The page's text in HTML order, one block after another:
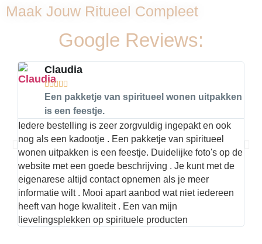
Maak Jouw Ritueel Compleet
Google Reviews:
Claudia
  
Een pakketje van spiritueel wonen uitpakken
is een feestje.
Iedere bestelling is zeer zorgvuldig ingepakt en ook
nog als een kadootje . Een pakketje van spiritueel
wonen uitpakken is een feestje. Duidelijke foto's op de
website met een goede beschrijving . Je kunt met de
eigenarese altijd contact opnemen als je meer
informatie wilt . Mooi apart aanbod wat niet iedereen
heeft van hoge kwaliteit . Een van mijn
lievelingsplekken op spirituele producten